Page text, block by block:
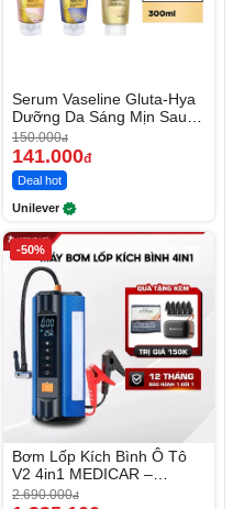
Serum Vaseline Gluta-Hya
Dưỡng Da Sáng Mịn Sau 7
Ngày
150.000đ
141.000đ
Deal hot
Unilever
-50%
Bơm Lốp Kích Bình Ô Tô
V2 4in1 MEDICAR –
12.000mAh
2.690.000đ